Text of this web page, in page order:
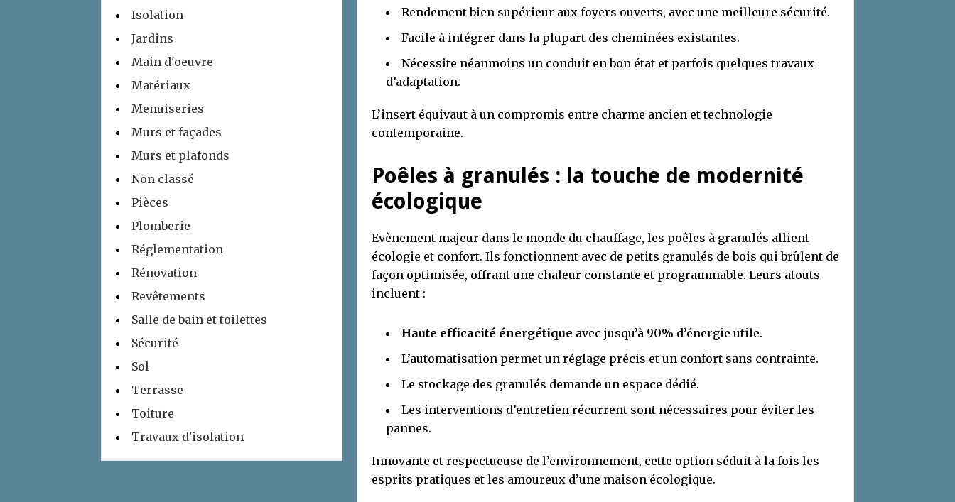
Rendement bien supérieur aux foyers ouverts, avec une meilleure sécurité.
Facile à intégrer dans la plupart des cheminées existantes.
Nécessite néanmoins un conduit en bon état et parfois quelques travaux
d’adaptation.
L’insert équivaut à un compromis entre charme ancien et technologie
contemporaine.
Poêles à granulés : la touche de modernité
écologique
Evènement majeur dans le monde du chauffage, les poêles à granulés allient
écologie et confort. Ils fonctionnent avec de petits granulés de bois qui brûlent de
façon optimisée, offrant une chaleur constante et programmable. Leurs atouts
incluent :
Haute efficacité énergétique avec jusqu’à 90% d’énergie utile.
L’automatisation permet un réglage précis et un confort sans contrainte.
Le stockage des granulés demande un espace dédié.
Les interventions d’entretien récurrent sont nécessaires pour éviter les
pannes.
Innovante et respectueuse de l’environnement, cette option séduit à la fois les
esprits pratiques et les amoureux d’une maison écologique.
Isolation
Jardins
Main d'oeuvre
Matériaux
Menuiseries
Murs et façades
Murs et plafonds
Non classé
Pièces
Plomberie
Réglementation
Rénovation
Revêtements
Salle de bain et toilettes
Sécurité
Sol
Terrasse
Toiture
Travaux d'isolation